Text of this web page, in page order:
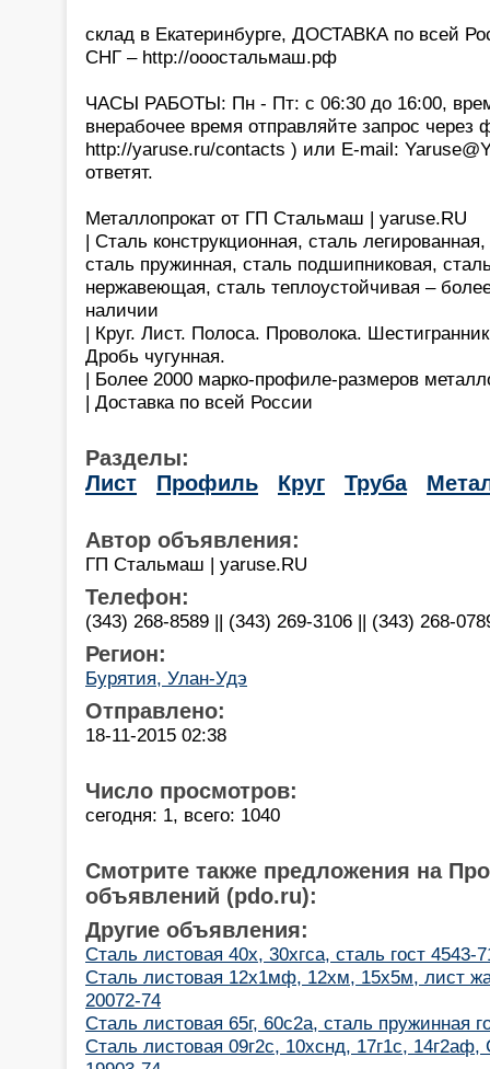
склад в Екатеринбурге, ДОСТАВКА по всей
СНГ – http://ооостальмаш.рф
ЧАСЫ РАБОТЫ: Пн - Пт: с 06:30 до 16:00,
внерабочее время отправляйте запрос через
http://yaruse.ru/contacts ) или E-mail:
ответят.
Металлопрокат от ГП Стальмаш | yaruse.RU
| Сталь конструкционная, сталь
сталь пружинная, сталь подшипниковая,
нержавеющая, сталь теплоустойчивая –
наличии
| Круг. Лист. Полоса. Проволока.
Дробь чугунная.
| Более 2000 марко-профиле-размеров
| Доставка по всей России
Разделы:
Лист
Профиль Круг Труба
Автор объявления:
ГП Стальмаш | yaruse.RU
Телефон:
(343) 268-8589 || (343) 269-3106 || (343) 268-
Регион:
Бурятия, Улан-Удэ
Отправлено:
18-11-2015 02:38
Число просмотров:
сегодня: 1, всего: 1040
Смотрите также предложения на
объявлений (pdo.ru):
Другие объявления:
Сталь листовая 40х, 30хгса, сталь гост 4543-
Сталь листовая 12х1мф, 12хм, 15х5м, лист
20072-74
Сталь листовая 65г, 60с2а, сталь пружинная
Сталь листовая 09г2с, 10хснд, 17г1с,